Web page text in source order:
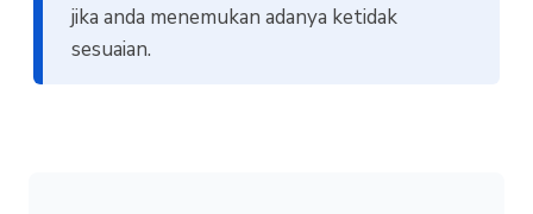
jika anda menemukan adanya ketidak
sesuaian.